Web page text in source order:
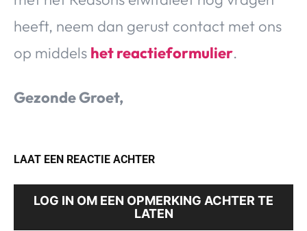
heeft, neem dan gerust contact met ons
op middels het reactieformulier.
Gezonde Groet,
LAAT EEN REACTIE ACHTER
LOG IN OM EEN OPMERKING ACHTER TE
LATEN